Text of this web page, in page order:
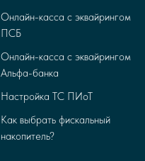
Онлайн-касса с эквайрингом
ПСБ
Онлайн-касса с эквайрингом
Альфа-банка
Настройка ТС ПИоТ
Как выбрать фискальный
накопитель?